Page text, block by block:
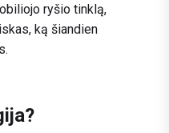
ryšio tinklą,
ką šiandien